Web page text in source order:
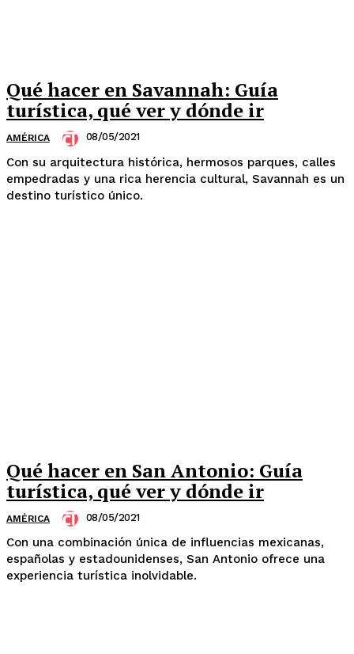
Qué hacer en Savannah: Guía
turística, qué ver y dónde ir
AMÉRICA 08/05/2021
Con su arquitectura histórica, hermosos parques, calles
empedradas y una rica herencia cultural, Savannah es un
destino turístico único.
Qué hacer en San Antonio: Guía
turística, qué ver y dónde ir
AMÉRICA 08/05/2021
Con una combinación única de influencias mexicanas,
españolas y estadounidenses, San Antonio ofrece una
experiencia turística inolvidable.